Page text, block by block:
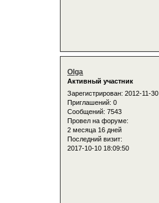
Olga
Активный участник
Зарегистрирован: 2012-11-30
Приглашений: 0
Сообщений: 7543
Провел на форуме:
2 месяца 16 дней
Последний визит:
2017-10-10 18:09:50